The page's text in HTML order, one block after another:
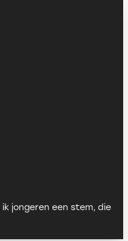
jongeren een stem, die